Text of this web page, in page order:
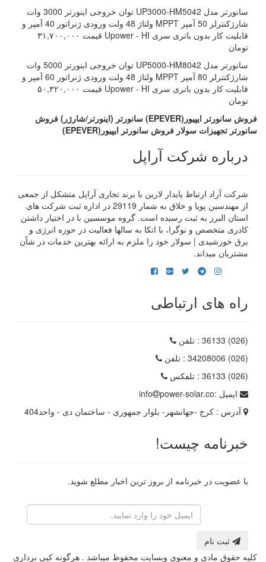
سانورتر مدل UP3000-HM5042 توان خروجی اینورتر 3000 وات
شارژکنترلر 50 آمپر MPPT ولتاژ 48 ولت ورودی ژنراتور 40 آمپر و
قابلیت کار بدون باتری سری Upower - HI قیمت ۳۱,۷۰۰,۰۰۰
تومان
سانورتر مدل UP5000-HM8042 توان خروجی اینورتر 5000 وات
شارژکنترلر 80 آمپر MPPT ولتاژ 48 ولت ورودی ژنراتور 60 آمپر و
قابلیت کار بدون باتری سری Upower - HI قیمت ۵۰,۳۲۰,۰۰۰
تومان
فروش سانورتر ایپیور(EPEVER) سانورتر (اینورتر/شارژر)
فروش
سانورتر تجهیزات سولار فروش سانورتر ایپیور(EPEVER)
درباره شرکت آراپل
شرکت آراد ارتباط پایدار لارین با برند تجاری آراپل متشکل از جمعی
از مهندسین پویا و خلاق به شمار 29119 در اداره ثبت شرکت های
استان البرز به ثبت رسیده است. گروه موسسین با در اختیار داشتن
کادری متخصص و نوگرا، با اتکا به سالها فعالیت در حوزه انرژی و
برق خورشیدی | سولار خود را ملزم به ارائه بهترین خدمات در شاًن
مشتریان میداند.
راه های ارتباطی
(026) 36133
: تلفن
(026) 34208006
: تلفن
(026) 36133
: تلفکس
ایمیل :
info
power-solar.co
آدرس : کرج -جهانشهر- بلوار جمهوری - ساختمان دی - واحد404
خبرنامه چیست!
با عضویت در خبرنامه از بروز ترین اخبار مطلع شوید.
ثبت نام
کلیه حقوق مادی و معنوی وبسایت محفوظ میباشد . هرگونه کپی برداری